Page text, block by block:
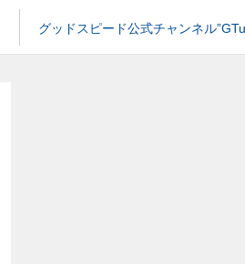
グッドスピード公式チャンネル